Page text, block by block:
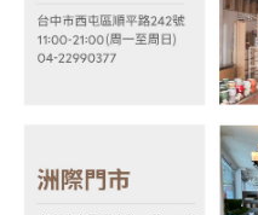
1.本服務係由「台灣大哥大股份有
用戶於交易時，得透過本服務購
買賣價金債權讓與本公司後，依約
2.基於同意付款使用「大哥付你分
資料（包含姓名、電話或地址）
由本公司與您本人進行分期帳單所
3.完整用戶服務條款，請詳閱以下
ATM／網路銀行／等多元方式進行
※ 請注意：結帳手續完成當下不
購買商品的店家。未經商家同意
※ 交易是否成功請以「AFTEE先
https://
【注意事項】
１．透過由恩沛科技股份有限公